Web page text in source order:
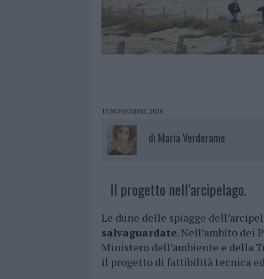
15 NOVEMBRE 2020
di Maria Verderame
Il progetto nell’arcipelago.
Le dune delle spiagge
salvaguardate. Nell’ambito dei
Ministero dell’ambiente e della
il progetto di fattibilità tecnica